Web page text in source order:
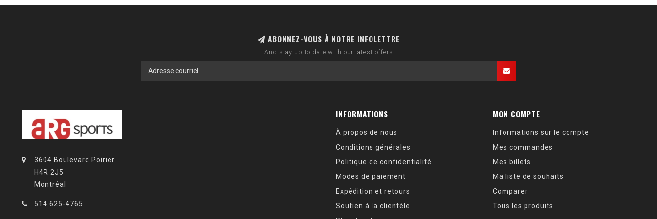
ABONNEZ-VOUS À NOTRE INFOLETTRE
And stay up to date with our latest offers
3604 Boulevard Poirier
H4R 2J5
Montréal
514 625-4765
INFORMATIONS
À propos de nous
Conditions générales
Politique de confidentialité
Modes de paiement
Expédition et retours
Soutien à la clientèle
MON COMPTE
Informations sur le compte
Mes commandes
Mes billets
Ma liste de souhaits
Comparer
Tous les produits